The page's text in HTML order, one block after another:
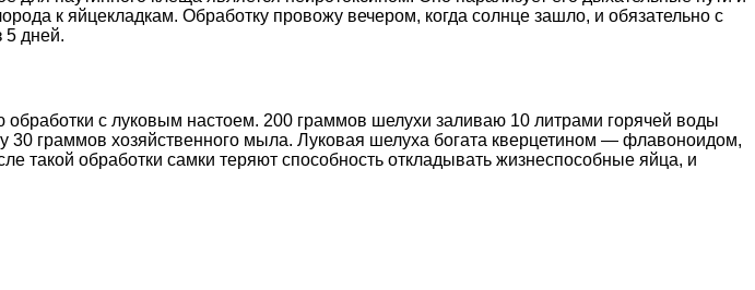
к яйцекладкам. Обработку провожу вечером, когда солнце зашло, и обязательно с
5 дней.
с луковым настоем. 200 граммов шелухи заливаю 10 литрами горячей воды
граммов хозяйственного мыла. Луковая шелуха богата кверцетином — флавоноидом,
такой обработки самки теряют способность откладывать жизнеспособные яйца, и